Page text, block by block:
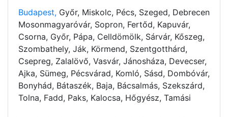
Budapest, Győr, Miskolc, Pécs, Szeged, Debrecen
Mosonmagyaróvár, Sopron, Fertőd, Kapuvár,
Csorna, Győr, Pápa, Celldömölk, Sárvár, Kőszeg,
Szombathely, Ják, Körmend, Szentgotthárd,
Csepreg, Zalalövő, Vasvár, Jánosháza, Devecser,
Ajka, Sümeg, Pécsvárad, Komló, Sásd, Dombóvár,
Bonyhád, Bátaszék, Baja, Bácsalmás, Szekszárd,
Tolna, Fadd, Paks, Kalocsa, Hőgyész, Tamási